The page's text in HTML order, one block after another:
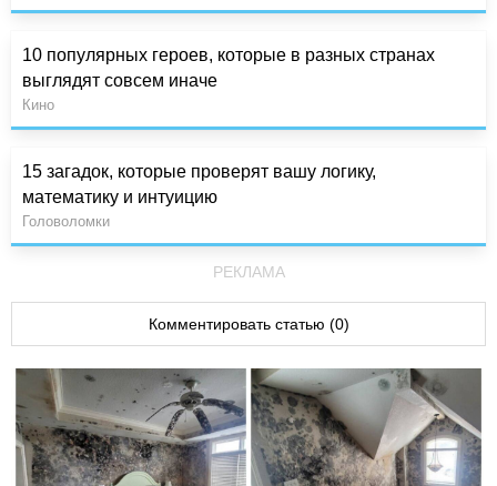
10 популярных героев, которые в разных странах
выглядят совсем иначе
Кино
15 загадок, которые проверят вашу логику,
математику и интуицию
Головоломки
РЕКЛАМА
Комментировать статью (0)